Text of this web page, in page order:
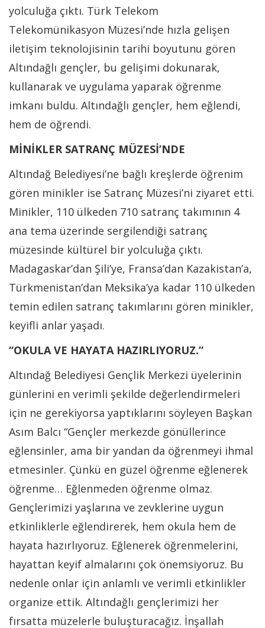
yolculuğa çıktı. Türk Telekom
Telekomünikasyon Müzesi’nde hızla gelişen
iletişim teknolojisinin tarihi boyutunu gören
Altındağlı gençler, bu gelişimi dokunarak,
kullanarak ve uygulama yaparak öğrenme
imkanı buldu. Altındağlı gençler, hem eğlendi,
hem de öğrendi.
MİNİKLER SATRANÇ MÜZESİ’NDE
Altındağ Belediyesi’ne bağlı kreşlerde öğrenim
gören minikler ise Satranç Müzesi’ni ziyaret etti.
Minikler, 110 ülkeden 710 satranç takımının 4
ana tema üzerinde sergilendiği satranç
müzesinde kültürel bir yolculuğa çıktı.
Madagaskar’dan Şili’ye, Fransa’dan Kazakistan’a,
Türkmenistan’dan Meksika’ya kadar 110 ülkeden
temin edilen satranç takımlarını gören minikler,
keyifli anlar yaşadı.
“OKULA VE HAYATA HAZIRLIYORUZ.”
Altındağ Belediyesi Gençlik Merkezi üyelerinin
günlerini en verimli şekilde değerlendirmeleri
için ne gerekiyorsa yaptıklarını söyleyen Başkan
Asım Balcı “Gençler merkezde gönüllerince
eğlensinler, ama bir yandan da öğrenmeyi ihmal
etmesinler. Çünkü en güzel öğrenme eğlenerek
öğrenme… Eğlenmeden öğrenme olmaz.
Gençlerimizi yaşlarına ve zevklerine uygun
etkinliklerle eğlendirerek, hem okula hem de
hayata hazırlıyoruz. Eğlenerek öğrenmelerini,
hayattan keyif almalarını çok önemsiyoruz. Bu
nedenle onlar için anlamlı ve verimli etkinlikler
organize ettik. Altındağlı gençlerimizi her
fırsatta müzelerle buluşturacağız. İnşallah